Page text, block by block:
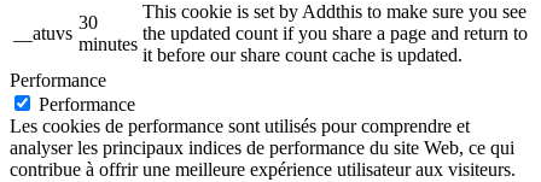
__atuvs
30
minutes
This cookie is set by Addthis to make sure you see
the updated count if you share a page and return to
it before our share count cache is updated.
Performance
Performance
Les cookies de performance sont utilisés pour comprendre et
analyser les principaux indices de performance du site Web, ce qui
contribue à offrir une meilleure expérience utilisateur aux visiteurs.